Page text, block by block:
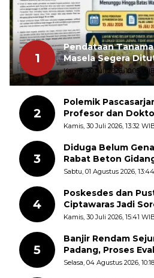
1
Pendataan
Masela Segera
Lermatang
Kamis, 30 Juli 2026, 10:05
2
Polemik
Profesor dan
dalam Rutinitas
Kamis, 30 Juli 2026, 13:32
3
Diduga Belum
Rabat Beton
Sudah Pecah
Sabtu, 01 Agustus 2026,
4
Poskesdes dan
Ciptawaras Jadi
Keluhkan Fasilitas
Kamis, 30 Juli 2026, 15:41
5
Banjir Rendam
Padang, Proses
Berlangsung
Selasa, 04 Agustus 2026,